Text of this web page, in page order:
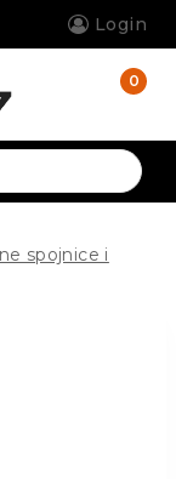
Login
0
spojnice i